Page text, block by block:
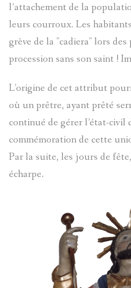
l’attachement de la
leurs courroux. Les
grève de la "cadiera" lors
procession sans son saint !
L’origine de cet attribut
où un prêtre, ayant prêté
continué de gérer l’état-civil
commémoration de cette
Par la suite, les jours de
écharpe.